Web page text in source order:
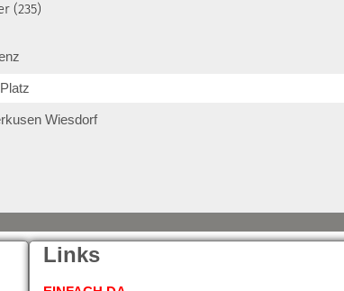
(235)
Wiesdorf
Links